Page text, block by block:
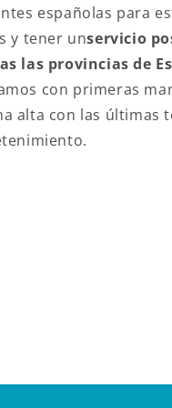
españolas para
y tener unservicio
las provincias de
con primeras
alta con las últimas